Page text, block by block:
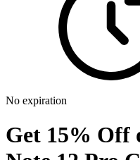
No expiration
Get 15% Off